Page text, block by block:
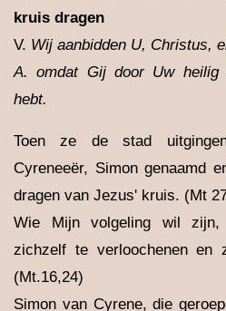
kruis dragen
V. Wij aanbidden U, Christus,
A.omdat Gij door Uw
hebt.
Toen ze de stad
Cyreneeër, Simon genaamd
dragen van Jezus' kruis. (Mt
Wie Mijn volgeling wil
zichzelf te verloochenen en
(Mt.16,24)
Simon van Cyrene, die